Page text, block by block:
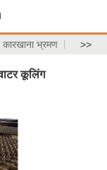
कारखाना भ्रमण >>
कूलिंग